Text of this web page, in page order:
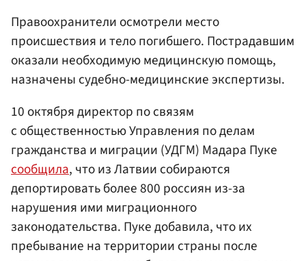
Правоохранители осмотрели место
происшествия и тело погибшего. Пострадавшим
оказали необходимую медицинскую помощь,
назначены судебно-медицинские экспертизы.
10 октября директор по связям
с общественностью Управления по делам
гражданства и миграции (УДГМ) Мадара Пуке
сообщила, что из Латвии собираются
депортировать более 800 россиян из-за
нарушения ими миграционного
законодательства. Пуке добавила, что их
пребывание на территории страны после